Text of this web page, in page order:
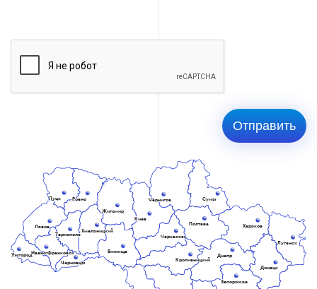
Львов
Луцк Ровно
Винница
Хмельницкий
Житомир
Черновцы
УжгородИвано-Франковск
Тернополь
Киев
Чернигов Сумы
Полтава Харьков
Луганск
Донецк
Днепр
Черкассы
Кропивницкий
Запорожье